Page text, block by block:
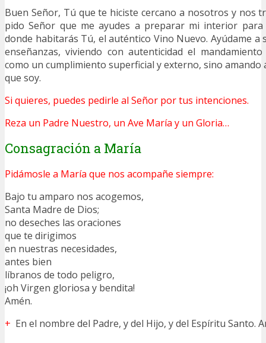
Buen Señor, Tú que te hiciste cercano a nosotros y nos
pido Señor que me ayudes a preparar mi interior
donde habitarás Tú, el auténtico Vino Nuevo. Ayúdame a
enseñanzas, viviendo con autenticidad el
como un cumplimiento superficial y externo, sino
que soy.
Si quieres, puedes pedirle al Señor por tus intenciones.
Reza un Padre Nuestro, un Ave María y un Gloria…
Consagración a María
Pidámosle a María que nos acompañe siempre:
Bajo tu amparo nos acogemos,
Santa Madre de Dios;
no deseches las oraciones
que te dirigimos
en nuestras necesidades,
antes bien
líbranos de todo peligro,
¡oh Virgen gloriosa y bendita!
Amén.
+ En el nombre del Padre, y del Hijo, y del Espíritu Santo.